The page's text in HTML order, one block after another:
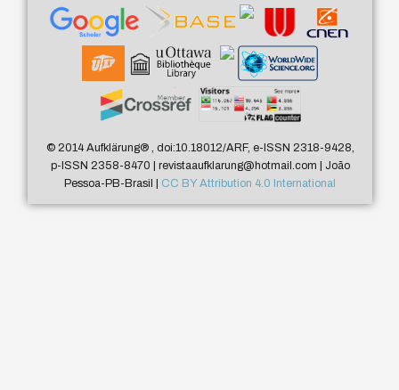
© 2014 Aufklärung®, doi:10.18012/ARF, e-ISSN 2318-9428,
p-ISSN 2358-8470 | revistaaufklarung@hotmail.com | João
Pessoa-PB-Brasil | CC BY Attribution 4.0 International